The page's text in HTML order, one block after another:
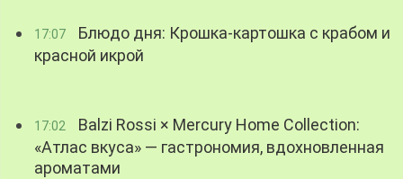
17:07
Блюдо дня: Крошка-картошка с крабом и
красной икрой
17:02
Balzi Rossi × Mercury Home Collection:
«Атлас вкуса» — гастрономия, вдохновленная
ароматами